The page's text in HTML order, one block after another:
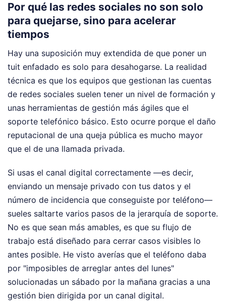
Por qué las redes sociales no son solo
para quejarse, sino para acelerar
tiempos
Hay una suposición muy extendida de que poner un
tuit enfadado es solo para desahogarse. La realidad
técnica es que los equipos que gestionan las cuentas
de redes sociales suelen tener un nivel de formación y
unas herramientas de gestión más ágiles que el
soporte telefónico básico. Esto ocurre porque el daño
reputacional de una queja pública es mucho mayor
que el de una llamada privada.
Si usas el canal digital correctamente —es decir,
enviando un mensaje privado con tus datos y el
número de incidencia que conseguiste por teléfono—
sueles saltarte varios pasos de la jerarquía de soporte.
No es que sean más amables, es que su flujo de
trabajo está diseñado para cerrar casos visibles lo
antes posible. He visto averías que el teléfono daba
por "imposibles de arreglar antes del lunes"
solucionadas un sábado por la mañana gracias a una
gestión bien dirigida por un canal digital.